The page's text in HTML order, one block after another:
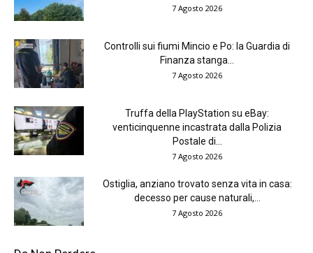
7 Agosto 2026
Controlli sui fiumi Mincio e Po: la Guardia di
Finanza stanga...
7 Agosto 2026
Truffa della PlayStation su eBay:
venticinquenne incastrata dalla Polizia
Postale di...
7 Agosto 2026
Ostiglia, anziano trovato senza vita in casa:
decesso per cause naturali,...
7 Agosto 2026